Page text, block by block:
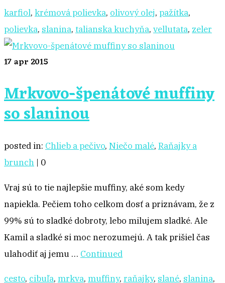
karfiol, krémová polievka, olivový olej, pažítka,
polievka, slanina, talianska kuchyňa, vellutata, zeler
17apr 2015
Mrkvovo-špenátové muffiny
so slaninou
posted in: Chlieb a pečivo, Niečo malé, Raňajky a
brunch | 0
Vraj sú to tie najlepšie muffiny, aké som kedy
napiekla. Pečiem toho celkom dosť a priznávam, že z
99% sú to sladké dobroty, lebo milujem sladké. Ale
Kamil a sladké si moc nerozumejú. A tak prišiel čas
ulahodiť aj jemu … Continued
cesto, cibuľa, mrkva, muffiny, raňajky, slané, slanina,